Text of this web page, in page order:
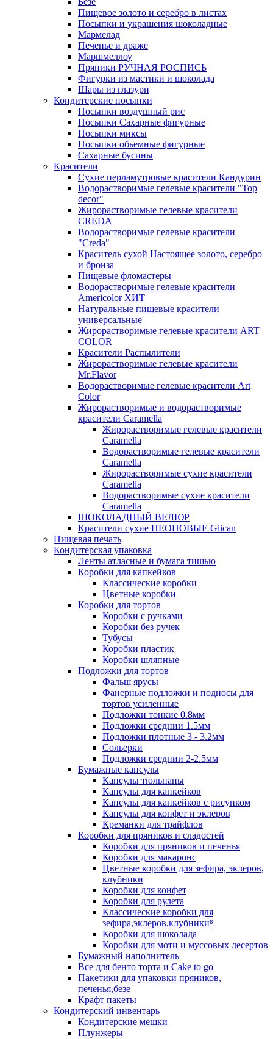
Пищевое золото и серебро в листах
Посыпки и украшения шоколадные
Мармелад
Печенье и драже
Маршмеллоу
Пряники РУЧНАЯ РОСПИСЬ
Фигурки из мастики и шоколада
Шары из глазури
Кондитерские посыпки
Посыпки воздушный рис
Посыпки Сахарные фигурные
Посыпки миксы
Посыпки обьемные фигурные
Сахарные бусины
Красители
Сухие перламутровые красители Кандурин
Водорастворимые гелевые красители "Top
decor"
Жирорастворимые гелевые красители
CREDA
Водорастворимые гелевые красители
"Creda"
Краситель сухой Настоящее золото, серебро
и бронза
Пищевые фломастеры
Водорастворимые гелевые красители
Americolor ХИТ
Натуральные пищевые красители
универсальные
Жирорастворимые гелевые красители ART
COLOR
Красители Распылители
Жирорастворимые гелевые красители
Mr.Flavor
Водорастворимые гелевые красители Art
Color
Жирорастворимые и водорастворимые
красители Caramella
Жирорастворимые гелевые красители
Caramella
Водорастворимые гелевые красители
Caramella
Жирорастворимые сухие красители
Caramella
Водорастворимые сухие красители
Caramella
ШОКОЛАДНЫЙ ВЕЛЮР
Красители сухие НЕОНОВЫЕ Glican
Пищевая печать
Кондитерская упаковка
Ленты атласные и бумага тишью
Коробки для капкейков
Классические коробки
Цветные коробки
Коробки для тортов
Коробки с ручками
Коробки без ручек
Тубусы
Коробки пластик
Коробки шляпные
Подложки для тортов
Фальш ярусы
Фанерные подложки и подносы для
тортов усиленные
Подложки тонкие 0.8мм
Подложки среднии 1.5мм
Подложки плотные 3 - 3.2мм
Сольерки
Подложки среднии 2-2.5мм
Бумажные капсулы
Капсулы тюльпаны
Капсулы для капкейков
Капсулы для капкейков с рисунком
Капсулы для конфет и эклеров
Креманки для трайфлов
Коробки для пряников и сладостей
Коробки для пряников и печенья
Коробки для макаронс
Цветные коробки для зефира, эклеров,
клубники
Коробки для конфет
Коробки для рулета
Классические коробки для
зефира,эклеров,клубники⁸
Коробки для шоколада
Коробки для моти и муссовых десертов
Бумажный наполнитель
Все для бенто торта и Cake to go
Пакетики для упаковки пряников,
печенья,безе
Крафт пакеты
Кондитерский инвентарь
Кондитерские мешки
Плунжеры